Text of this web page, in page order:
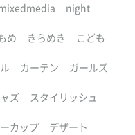
night
め きらめき こども
カーテン ガールズ
ズ スタイリッシュ
カップ デザート